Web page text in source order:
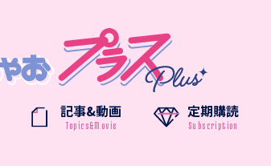
記事&動画 定期購読